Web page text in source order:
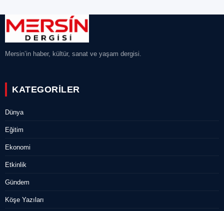
Mersin’in haber, kültür, sanat ve yaşam dergisi.
KATEGORILER
Dünya
Eğitim
Ekonomi
Etkinlik
Gündem
Köşe Yazıları